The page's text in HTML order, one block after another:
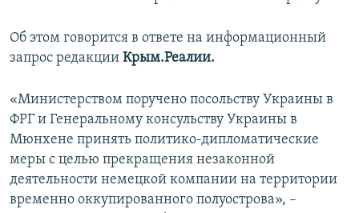
Об этом говорится в ответе на информационный
запрос редакции Крым.Реалии.
«Министерством поручено посольству Украины в
ФРГ и Генеральному консульству Украины в
Мюнхене принять политико-дипломатические
меры с целью прекращения незаконной
деятельности немецкой компании на территории
временно оккупированного полуострова», –